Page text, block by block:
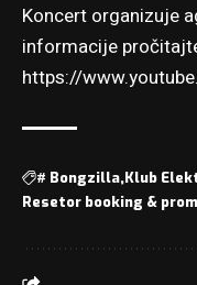
Koncert organizuje
informacije
https://
# Bongzilla Klub
Resetor booking &